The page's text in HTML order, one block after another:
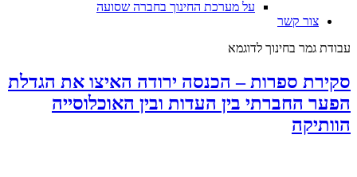
על מערכת החינוך בחברה שסועה
צור קשר
עבודת גמר בחינוך לדוגמא
סקירת ספרות – הכנסה ירודה האיצו את הגדלת
הפער החברתי בין העדות ובין האוכלוסייה
הוותיקה